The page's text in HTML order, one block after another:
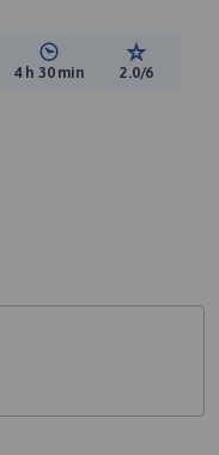
spadków:Średni czas potrzebny
4 h 30 min Ocena
2.0/6